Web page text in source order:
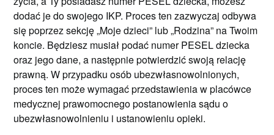
dodać je do swojego IKP. Proces ten zazwyczaj odbywa
się poprzez sekcję „Moje dzieci” lub „Rodzina” na Twoim
koncie. Będziesz musiał podać numer PESEL dziecka
oraz jego dane, a następnie potwierdzić swoją relację
prawną. W przypadku osób ubezwłasnowolnionych,
proces ten może wymagać przedstawienia w placówce
medycznej prawomocnego postanowienia sądu o
ubezwłasnowolnieniu i ustanowieniu opieki.